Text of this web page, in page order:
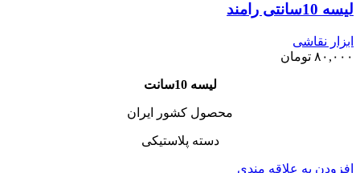
لیسه 10سانتی رامند
ابزار نقاشی
۸۰,۰۰۰ تومان
لیسه 10سانت
محصول کشور ایران
دسته پلاستیکی
افزودن به علاقه مندی